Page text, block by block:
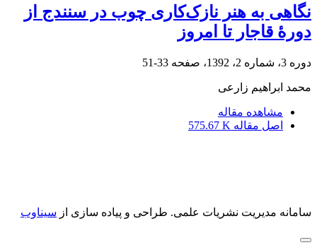
نگاهی به هنر نازک‌کاری چوب در سنندج از
دورۀ قاجار تا امروز
دوره 3، شماره 2، 1392، صفحه 33-51
محمد ابراهیم زارعی
مشاهده مقاله
اصل مقاله 575.67 K
سامانه مدیریت نشریات علمی. طراحی و پیاده سازی از سیناوب